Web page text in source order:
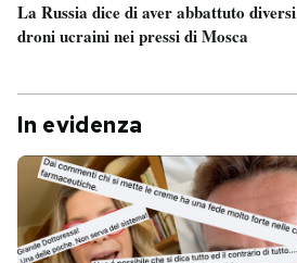
La Russia dice di aver abbattuto diversi
droni ucraini nei pressi di Mosca
In evidenza